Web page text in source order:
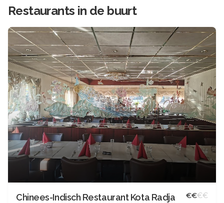
Restaurants in de buurt
Chinees-Indisch Restaurant Kota Radja €€€€